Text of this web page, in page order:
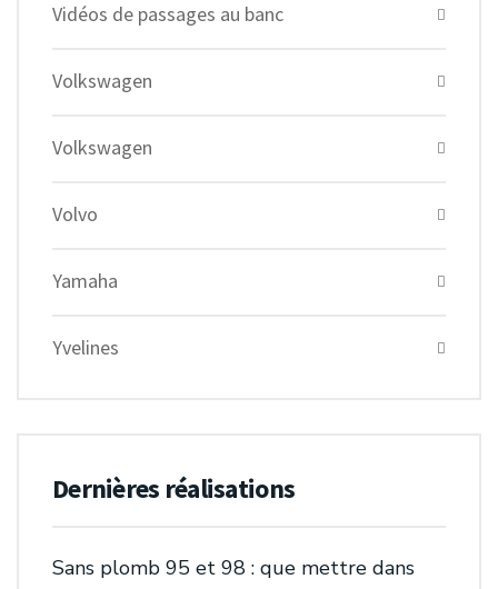
Vidéos de passages au banc
Volkswagen
Volkswagen
Volvo
Yamaha
Yvelines
Dernières réalisations
Sans plomb 95 et 98 : que mettre dans